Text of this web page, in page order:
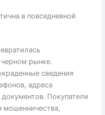
в повседневной
рынке.
сведения
адреса
Покупатели